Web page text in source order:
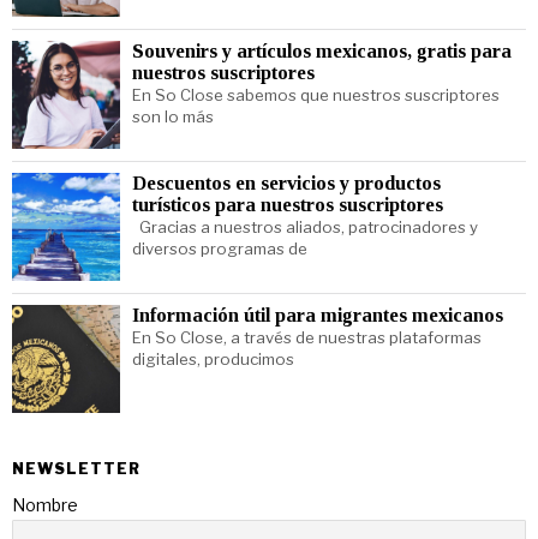
Souvenirs y artículos mexicanos, gratis para
nuestros suscriptores
En So Close sabemos que nuestros suscriptores
son lo más
Descuentos en servicios y productos
turísticos para nuestros suscriptores
Gracias a nuestros aliados, patrocinadores y
diversos programas de
Información útil para migrantes mexicanos
En So Close, a través de nuestras plataformas
digitales, producimos
NEWSLETTER
Nombre